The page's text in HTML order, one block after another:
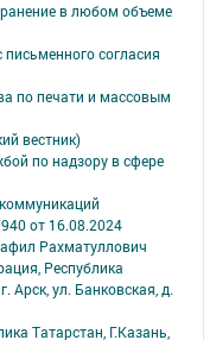
в любом объеме
согласия
по печати и массовым
вестник)
по надзору в сфере
от 16.08.2024
Рахматуллович
Республика
Арск, ул. Банковская, д.
Татарстан, Г.Казань,